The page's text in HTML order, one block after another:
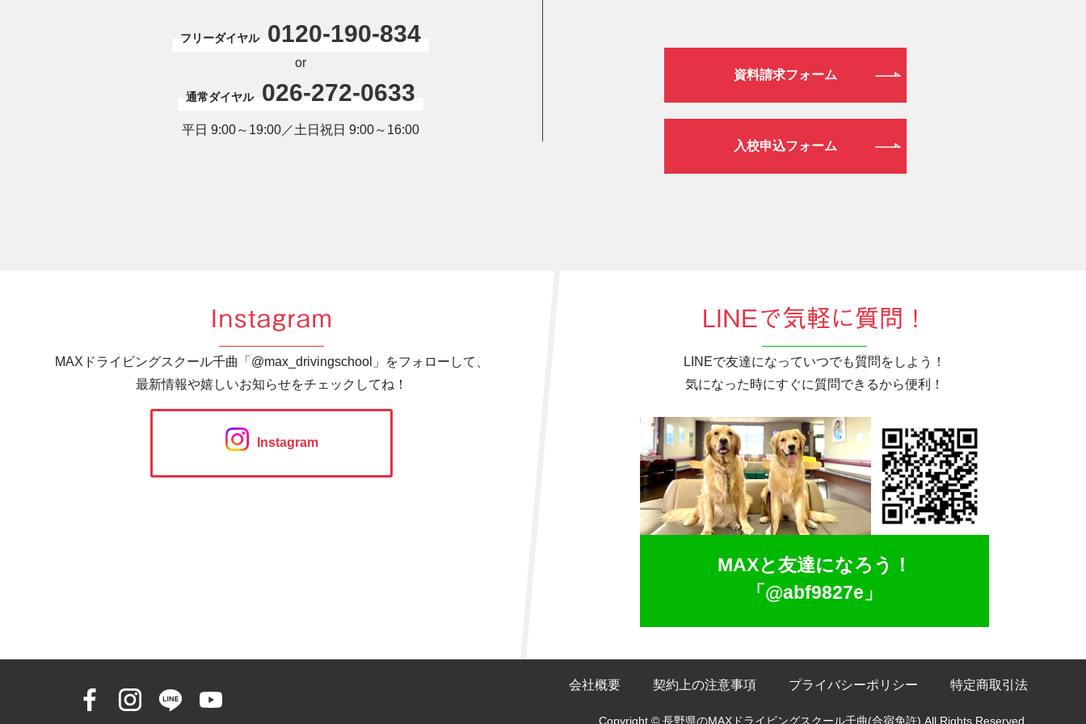
フリーダイヤル 0120-190-834
or
通常ダイヤル 026-272-0633
平日 9:00～19:00／土日祝日 9:00～16:00
資料請求フォーム
入校申込フォーム
Instagram
MAXドライビングスクール千曲「@max_drivingschool」をフォローして、
最新情報や嬉しいお知らせをチェックしてね！
Instagram
LINEで気軽に質問！
LINEで友達になっていつでも質問をしよう！
気になった時にすぐに質問できるから便利！
MAXと友達になろう！
「@abf9827e」
会社概要 契約上の注意事項 プライバシーポリシー 特定商取引法
Copyright © 長野県のMAXドライビングスクール千曲(合宿免許) All Rights Reserved.